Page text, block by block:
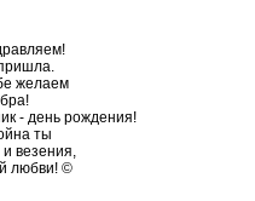
желаем
- день рождения!
ты
везения,
любви! ©